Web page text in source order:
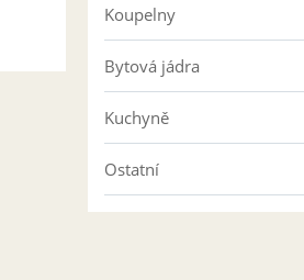
Koupelny
Bytová jádra
Kuchyně
Ostatní